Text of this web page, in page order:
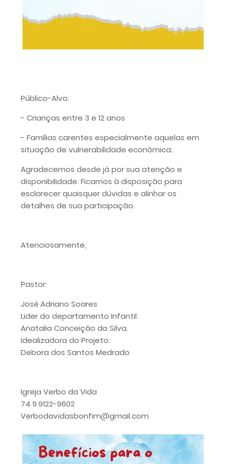
Público-Alvo:
- Crianças entre 3 e 12 anos
- Famílias carentes especialmente aquelas em
situação de vulnerabilidade econômica;
Agradecemos desde já por sua atenção e
disponibilidade. Ficamos à disposição para
esclarecer quaisquer dúvidas e alinhar os
detalhes de sua participação.
Atenciosamente,
Pastor:
José Adriano Soares
Lider do departamento Infantil:
Anatalia Conceição da Silva.
Idealizadora do Projeto:
Debora dos Santos Medrado
Igreja Verbo da Vida
74 9.9122-9602
Verbodavidasbonfim@gmail.com